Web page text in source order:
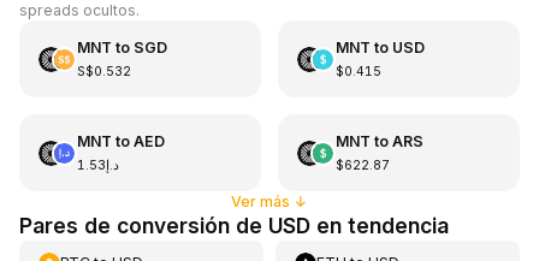
spreads ocultos.
MNT to SGD
S$0.532
MNT to USD
$0.415
MNT to AED
د.إ1.53
MNT to ARS
$622.87
Ver más ↓
Pares de conversión de USD en tendencia